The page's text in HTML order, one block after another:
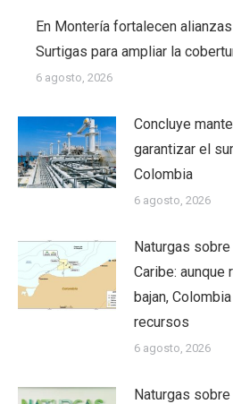
En Montería fortalecen
Surtigas para ampliar la
6 agosto, 2026
Concluye
garantizar el
Colombia
6 agosto, 2026
Naturgas
Caribe: aunque
bajan,
recursos
6 agosto, 2026
Naturgas